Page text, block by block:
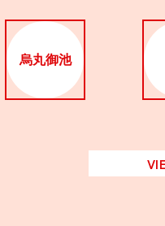
烏丸御池